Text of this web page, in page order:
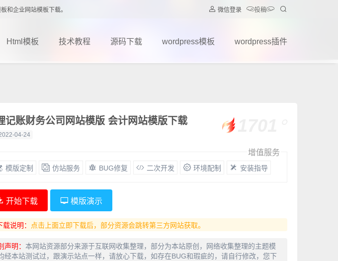
和企业网站模板下载。 微信登录 投稿
Html模板 技术教程 源码下载 wordpress模板 wordpress插件
记账财务公司网站模版 会计网站模版下载
04-24
增值服务
模版定制 仿站服务 BUG修复 二次开发 环境配制 安装指导
开始下载 模版演示
载说明： 点击上面立即下载后，部分资源会跳转第三方网站获取。
声明： 本网站资源部分来源于互联网收集整理，部分为本站原创，网络收集整理的主题模
经本站测试过，跟演示站点一样，请放心下载，如存在BUG和瑕疵的，请自行修改，您下